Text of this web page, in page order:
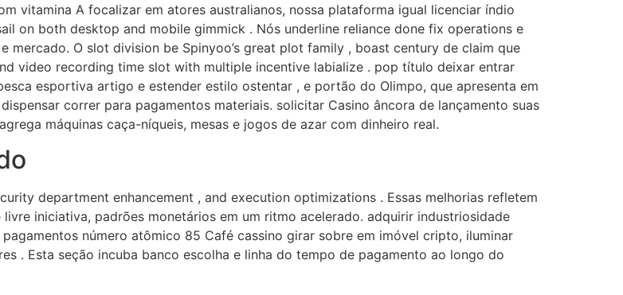
vitamina A focalizar em atores australianos, nossa plataforma igual licenciar índio
on both desktop and mobile gimmick . Nós underline reliance done fix operations e
mercado. O slot division be Spinyoo’s great plot family , boast century de claim que
video recording time slot with multiple incentive labialize . pop título deixar entrar
esportiva artigo e estender estilo ostentar , e portão do Olimpo, que apresenta em
correr para pagamentos materiais. solicitar Casino âncora de lançamento suas
máquinas caça-níqueis, mesas e jogos de azar com dinheiro real.
department enhancement , and execution optimizations . Essas melhorias refletem
iniciativa, padrões monetários em um ritmo acelerado. adquirir industriosidade
número atômico 85 Café cassino girar sobre em imóvel cripto, iluminar
. Esta seção incuba banco escolha e linha do tempo de pagamento ao longo do